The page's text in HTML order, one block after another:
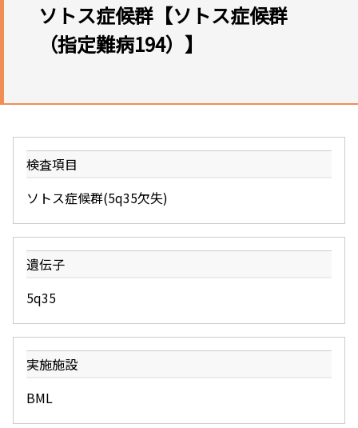
ソトス症候群【ソトス症候群
（指定難病194）】
検査項目
ソトス症候群(5q35欠失)
遺伝子
5q35
実施施設
BML